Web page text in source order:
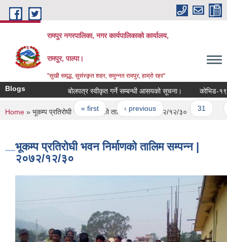
Skip to main content
रामपुर नगरपालिका, नगर कार्यपालिकाको कार्यालय,
रामपुर, पाल्पा।
"सुखी समृद्ध, सुसंस्कृत शहर, समुन्नत रामपुर, हाम्रो रहर"
Blogs बोलपत्र स्वीकृत गर्ने सम्बन्धी आसयको सूचना।
Pages
« first ‹ previous … 31 32
You are here
Home » भूकम्प प्रतिरोघी भवन निर्माणको तालिम सम्पन्न | २०७२/१२/३०
भूकम्प प्रतिरोघी भवन निर्माणको तालिम सम्पन्न |
२०७२/१२/३०